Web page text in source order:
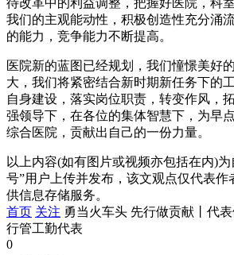
待改革中的利益调整，把握好医院，科
我们的主观能动性，积极创造性充分涌
的能力，竞争能力不断提高。
医院新的蓝图已经规划，我们憧憬美好
大，我们将紧密结合新时期新任务下的
自身建设，落实岗位职责，转变作风，
强领导下，在各位的集体智慧下，为早
综合医院，贡献出自己的一份力量。
以上内容(如有图片或视频亦包括在内)
号”用户上传并发布，该文观点仅代表作
供信息存储服务。
首页 关注 勇当火车头 先行做贡献丨代
行管工勤代表
0